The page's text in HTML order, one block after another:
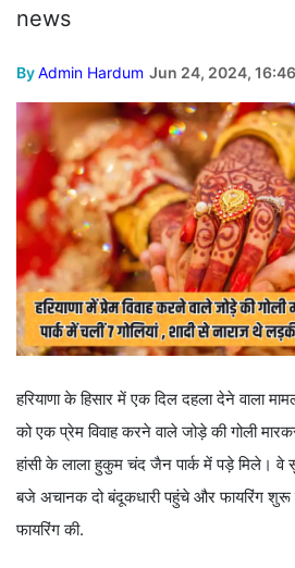
news
ByAdmin Hardum Jun 24, 2024,
हरियाणा के हिसार में एक दिल दहला देने वाला
को एक प्रेम विवाह करने वाले जोड़े की गोली
हांसी के लाला हुकुम चंद जैन पार्क में पड़े मिले। वे
बजे अचानक दो बंदूकधारी पहुंचे और फायरिंग शुरू
फायरिंग की.